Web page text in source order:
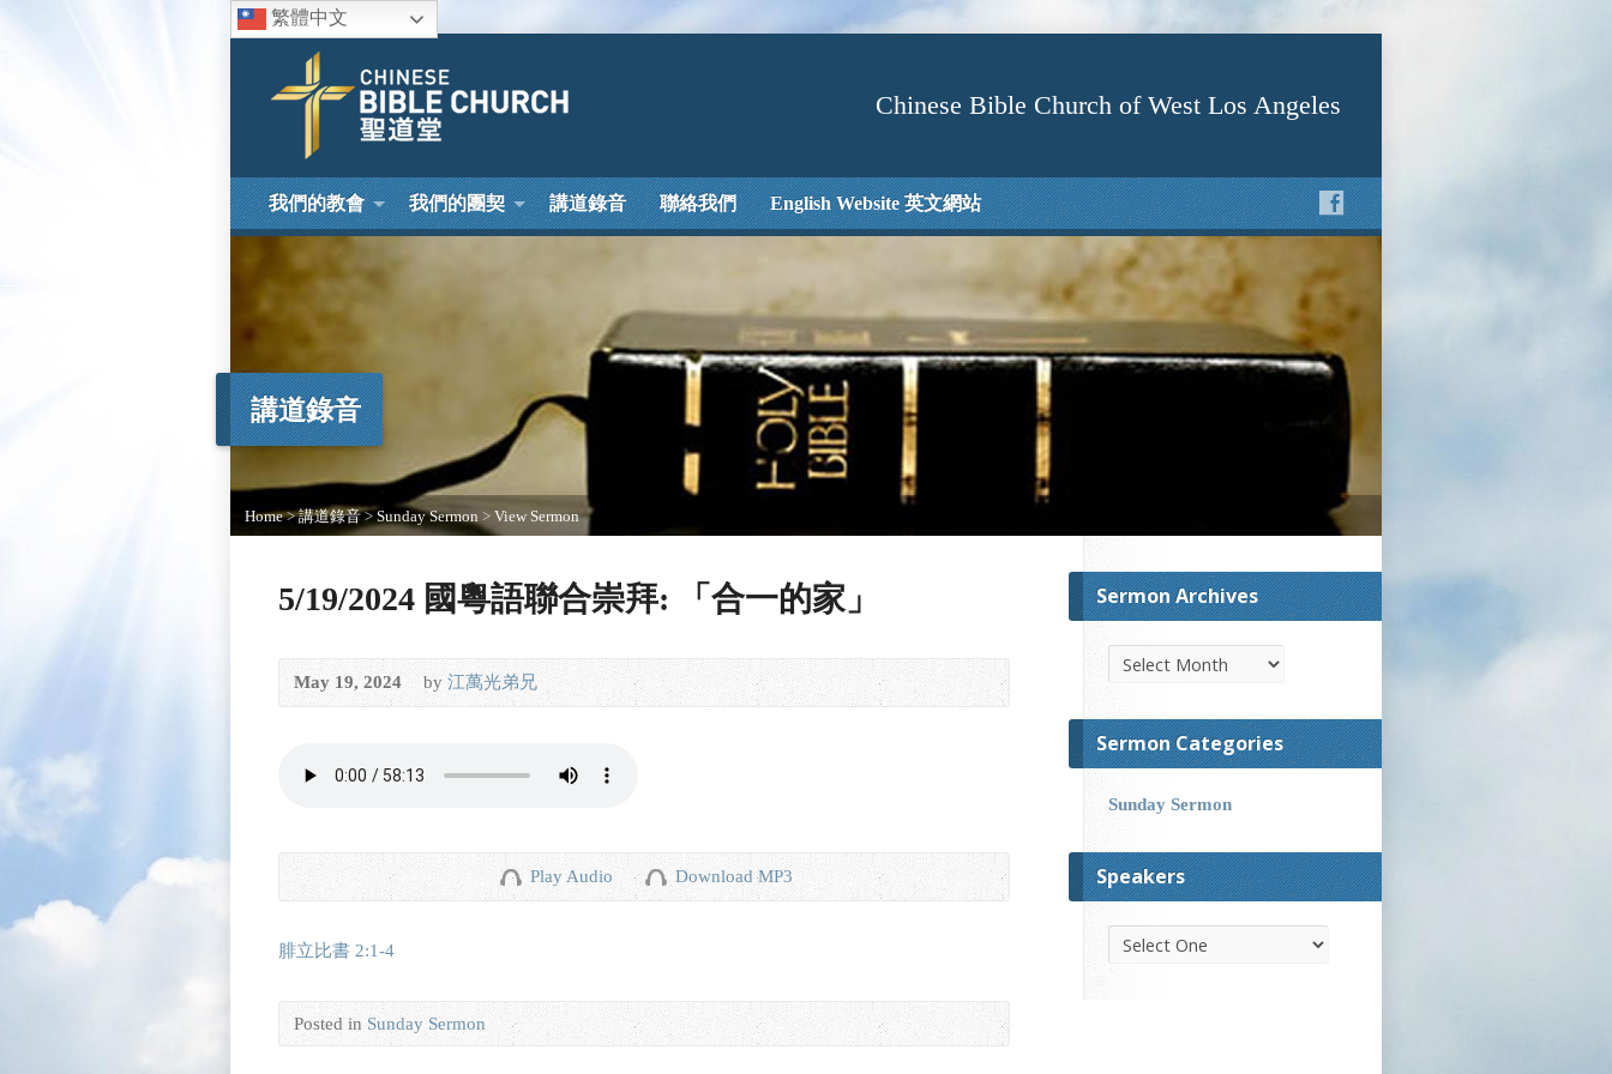
繁體中文
Chinese Bible Church of West Los Angeles
我們的教會 我們的團契 講道錄音 聯絡我們 English Website 英文網站
講道錄音
Home>講道錄音>Sunday Sermon > View Sermon
5/19/2024 國粵語聯合崇拜: 「合一的家」
May 19, 2024 by 江萬光弟兄
Play Audio Download MP3
腓立比書 2:1-4
Posted inSunday Sermon
Sermon Archives
Sermon Categories
Sunday Sermon
Speakers